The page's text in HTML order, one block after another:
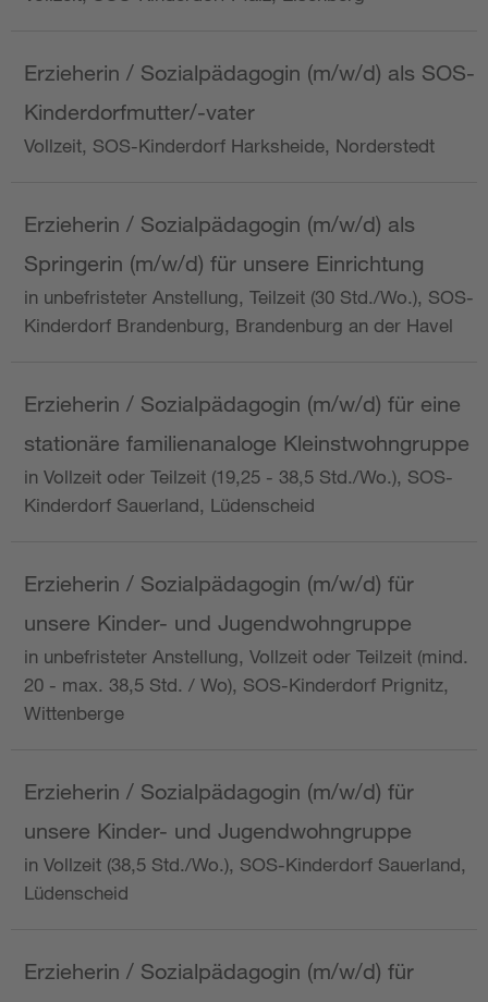
Erzieherin / Sozialpädagogin (m/w/d) als SOS-
Kinderdorfmutter/-vater
Vollzeit, SOS-Kinderdorf Harksheide, Norderstedt
Erzieherin / Sozialpädagogin (m/w/d) als
Springerin (m/w/d) für unsere Einrichtung
in unbefristeter Anstellung, Teilzeit (30 Std./Wo.), SOS-
Kinderdorf Brandenburg, Brandenburg an der Havel
Erzieherin / Sozialpädagogin (m/w/d) für eine
stationäre familienanaloge Kleinstwohngruppe
in Vollzeit oder Teilzeit (19,25 - 38,5 Std./Wo.), SOS-
Kinderdorf Sauerland, Lüdenscheid
Erzieherin / Sozialpädagogin (m/w/d) für
unsere Kinder- und Jugendwohngruppe
in unbefristeter Anstellung, Vollzeit oder Teilzeit (mind.
20 - max. 38,5 Std. / Wo), SOS-Kinderdorf Prignitz,
Wittenberge
Erzieherin / Sozialpädagogin (m/w/d) für
unsere Kinder- und Jugendwohngruppe
in Vollzeit (38,5 Std./Wo.), SOS-Kinderdorf Sauerland,
Lüdenscheid
Erzieherin / Sozialpädagogin (m/w/d) für